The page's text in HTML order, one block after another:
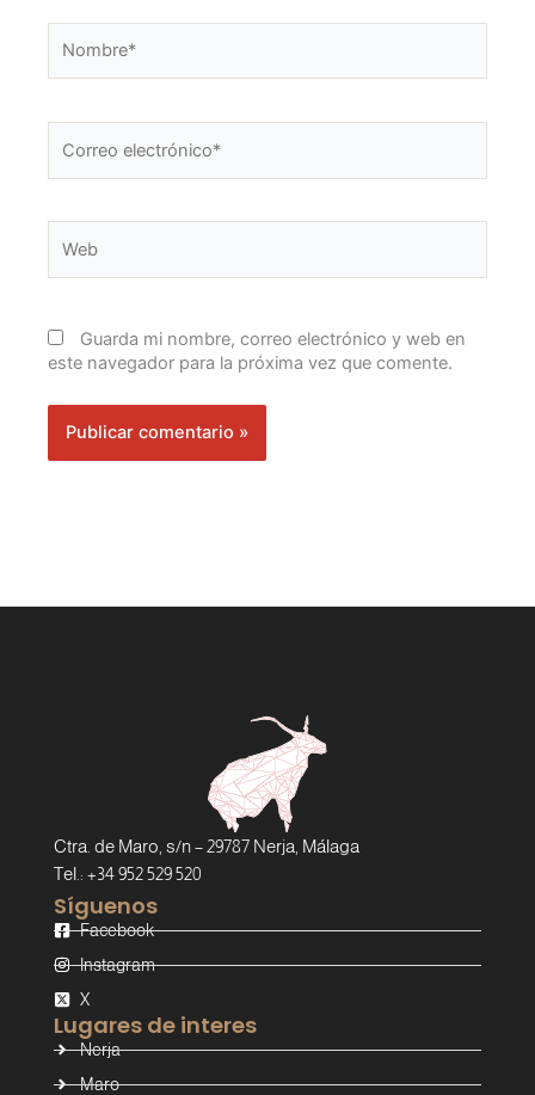
electrónico*
Guarda mi nombre, correo electrónico y web en
este navegador para la próxima vez que comente.
Ctra. de Maro, s/n – 29787 Nerja, Málaga
Tel.: +34 952 529 520
Lugares de interes
Nerja
Maro
Síguenos
Facebook
Instagram
X